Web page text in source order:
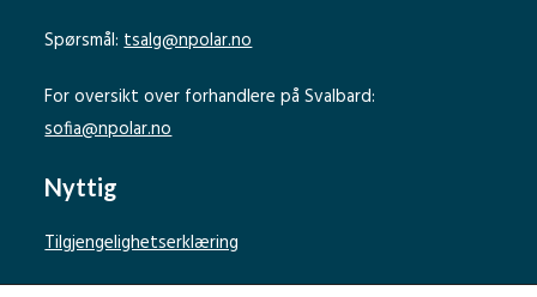
Spørsmål:tsalg@npolar.no
For oversikt over forhandlere på Svalbard:
sofia@npolar.no
Nyttig
Tilgjengelighetserklæring